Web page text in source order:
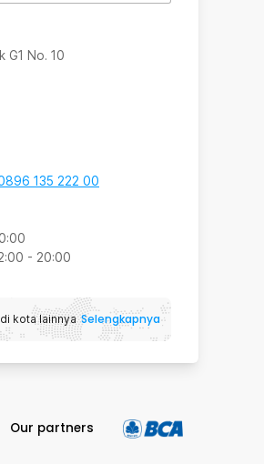
G1 No. 10
135 222 00
- 20:00
kota lainnya Selengkapnya
Our partners